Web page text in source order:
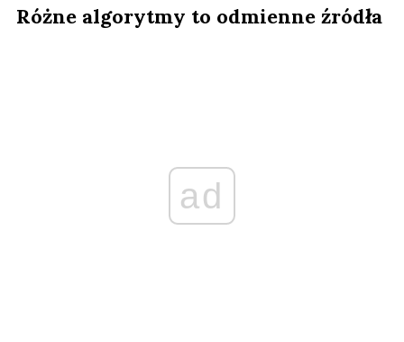
Różne algorytmy to odmienne źródła
ad